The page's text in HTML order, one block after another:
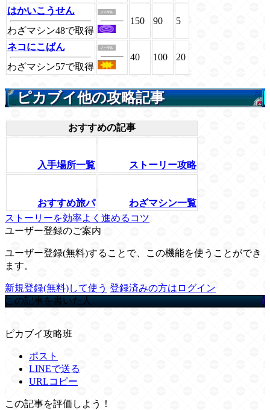
はかいこうせん
わざマシン48で取得
150 90 5
ネコにこばん
わざマシン57で取得
40 100 20
ピカブイ他の攻略記事
おすすめの記事
入手場所一覧 ストーリー攻略
おすすめ旅パ
わざマシン一覧
ストーリーを効率よく進めるコツ
ユーザー登録のご案内
ユーザー登録(無料)することで、この機能を使うことができ
ます。
新規登録(無料)して使う 登録済みの方はログイン
この記事を書いた人
ピカブイ攻略班
ポスト
LINEで送る
URLコピー
この記事を評価しよう！